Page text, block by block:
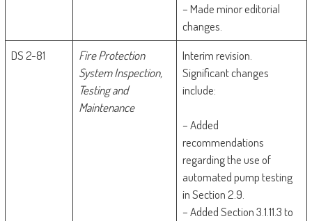
– Made minor editorial
changes.
DS 2-81
Fire Protection
System Inspection,
Testing and
Maintenance
Interim revision.
Significant changes
include:
– Added
recommendations
regarding the use of
automated pump testing
in Section 2.9.
– Added Section 3.1.11.3 to